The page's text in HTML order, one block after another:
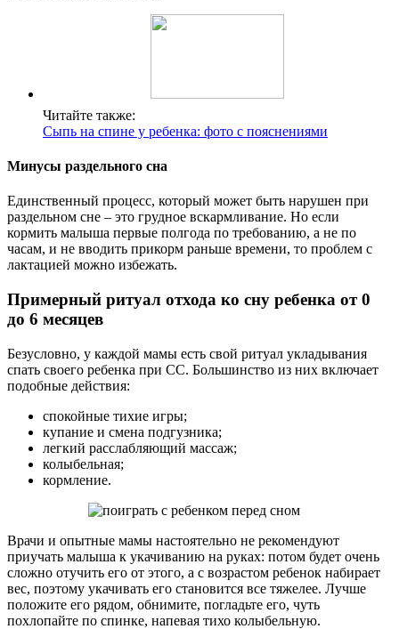
Читайте также:
Сыпь на спине у ребенка: фото с пояснениями
Минусы раздельного сна
Единственный процесс, который может быть нарушен при
раздельном сне – это грудное вскармливание. Но если
кормить малыша первые полгода по требованию, а не по
часам, и не вводить прикорм раньше времени, то проблем с
лактацией можно избежать.
Примерный ритуал отхода ко сну ребенка от 0
до 6 месяцев
Безусловно, у каждой мамы есть свой ритуал укладывания
спать своего ребенка при СС. Большинство из них включает
подобные действия:
спокойные тихие игры;
купание и смена подгузника;
легкий расслабляющий массаж;
колыбельная;
кормление.
Врачи и опытные мамы настоятельно не рекомендуют
приучать малыша к укачиванию на руках: потом будет очень
сложно отучить его от этого, а с возрастом ребенок набирает
вес, поэтому укачивать его становится все тяжелее. Лучше
положите его рядом, обнимите, погладьте его, чуть
похлопайте по спинке, напевая тихо колыбельную.